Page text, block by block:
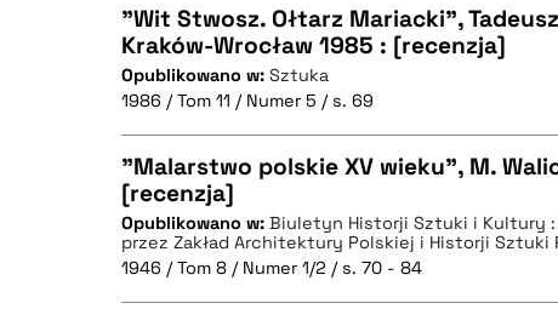
BIBTEX
CZYSTY TEKST
BIBTEX
"Wit Stwosz. Ołtarz Mariacki",
Kraków-Wrocław 1985 : [recenzja]
Opublikowano w: Sztuka
1986 / Tom 11 / Numer 5 / s. 69
CZYSTY TEKST
"Malarstwo polskie XV wieku", M.
[recenzja]
Opublikowano w: Biuletyn Historji Sztuki i Kultury
przez Zakład Architektury Polskiej i Historji
1946 / Tom 8 / Numer 1/2 / s. 70 - 84